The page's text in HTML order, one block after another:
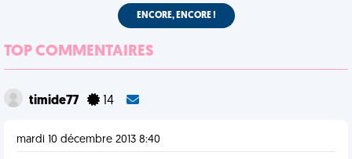
ENCORE, ENCORE !
TOP COMMENTAIRES
timide77 14
mardi 10 décembre 2013 8:40